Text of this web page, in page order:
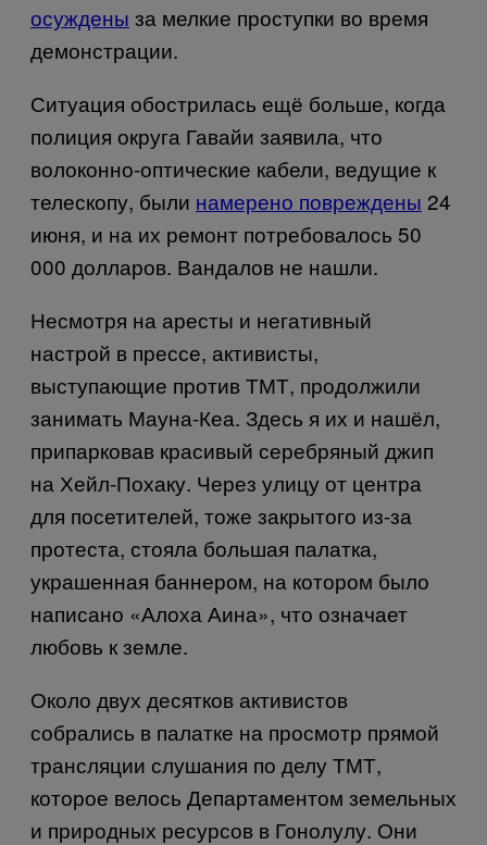
осуждены за мелкие проступки во время
демонстрации.
Ситуация обострилась ещё больше, когда
полиция округа Гавайи заявила, что
волоконно-оптические кабели, ведущие к
телескопу, были намерено повреждены 24
июня, и на их ремонт потребовалось 50
000 долларов. Вандалов не нашли.
Несмотря на аресты и негативный
настрой в прессе, активисты,
выступающие против ТМТ, продолжили
занимать Мауна-Кеа. Здесь я их и нашёл,
припарковав красивый серебряный джип
на Хейл-Похаку. Через улицу от центра
для посетителей, тоже закрытого из-за
протеста, стояла большая палатка,
украшенная баннером, на котором было
написано «Алоха Аина», что означает
любовь к земле.
Около двух десятков активистов
собрались в палатке на просмотр прямой
трансляции слушания по делу ТМТ,
которое велось Департаментом земельных
и природных ресурсов в Гонолулу. Они